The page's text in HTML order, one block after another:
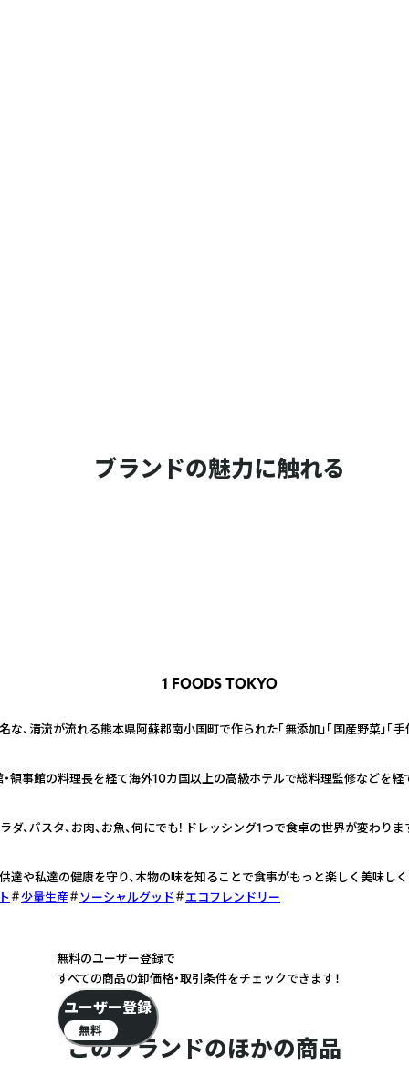
ブランドの魅力に触れる
1 FOODS TOKYO
、清流が流れる熊本県阿蘇郡南小国町で作られた「無添加」「国産野菜」「手
領事館の料理長を経て海外10カ国以上の高級ホテルで総料理監修などを
ダ、パスタ、お肉、お魚、何にでも! ドレッシング1つで食卓の世界が変わりま
達や私達の健康を守り、本物の味を知ることで食事がもっと楽しく美味し
少量生産 ソーシャルグッド エコフレンドリー
このブランドのほかの商品
無料のユーザー登録で
すべての商品の卸価格・取引条件をチェックできます！
ユーザー登録
無料